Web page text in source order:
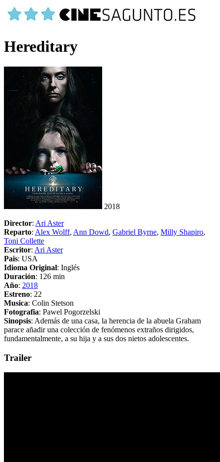
Hereditary
2018
Director: Ari Aster
Reparto: Alex Wolff, Ann Dowd, Gabriel Byrne, Milly Shapiro,
Toni Collette
Escritor: Ari Aster
Pais: USA
Idioma Original: Inglés
Duración: 126 min
Año: 2018
Estreno: 22
Musica: Colin Stetson
Fotografia: Pawel Pogorzelski
Sinopsis: Además de una casa, la herencia de la abuela Graham
parace añadir una colección de fenómenos extraños dirigidos,
fundamentalmente, a su hija y a sus dos nietos adolescentes.
Trailer